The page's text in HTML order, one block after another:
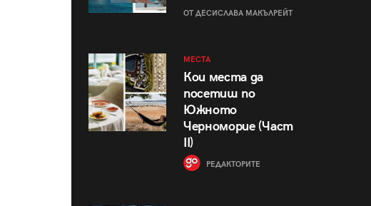
ОТ ДЕСИСЛАВА МАКЪЛРЕЙТ
МЕСТА
Кои места да
посетиш по
Южното
Черноморие (Част
II)
РЕДАКТОРИТЕ